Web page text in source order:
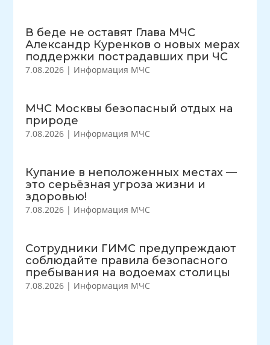
В беде не оставят Глава МЧС
Александр Куренков о новых мерах
поддержки пострадавших при ЧС
7.08.2026 | Информация МЧС
МЧС Москвы безопасный отдых на
природе
7.08.2026 | Информация МЧС
Купание в неположенных местах —
это серьёзная угроза жизни и
здоровью!
7.08.2026 | Информация МЧС
Сотрудники ГИМС предупреждают
соблюдайте правила безопасного
пребывания на водоемах столицы
7.08.2026 | Информация МЧС